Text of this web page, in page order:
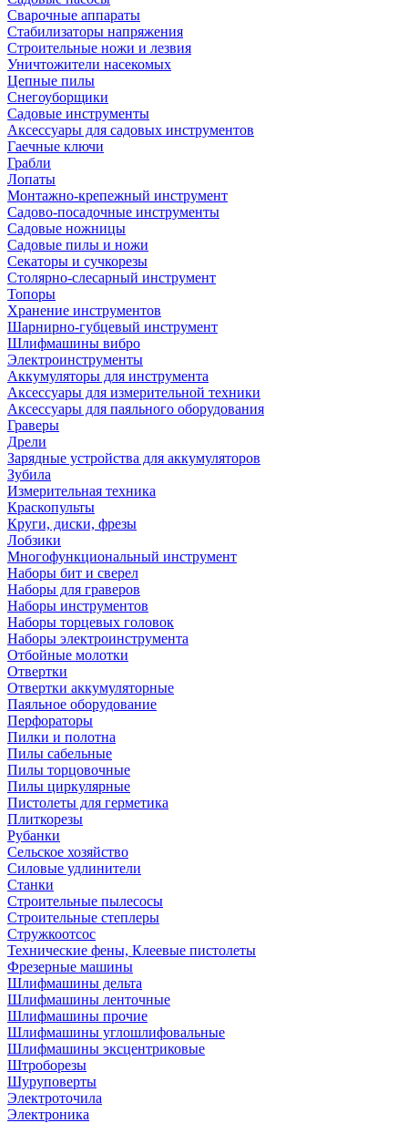
Сварочные аппараты
Стабилизаторы напряжения
Строительные ножи и лезвия
Уничтожители насекомых
Цепные пилы
Снегоуборщики
Садовые инструменты
Аксессуары для садовых инструментов
Гаечные ключи
Грабли
Лопаты
Монтажно-крепежный инструмент
Садово-посадочные инструменты
Садовые ножницы
Садовые пилы и ножи
Секаторы и сучкорезы
Столярно-слесарный инструмент
Топоры
Хранение инструментов
Шарнирно-губцевый инструмент
Шлифмашины вибро
Электроинструменты
Аккумуляторы для инструмента
Аксессуары для измерительной техники
Аксессуары для паяльного оборудования
Граверы
Дрели
Зарядные устройства для аккумуляторов
Зубила
Измерительная техника
Краскопульты
Круги, диски, фрезы
Лобзики
Многофункциональный инструмент
Наборы бит и сверел
Наборы для граверов
Наборы инструментов
Наборы торцевых головок
Наборы электроинструмента
Отбойные молотки
Отвертки
Отвертки аккумуляторные
Паяльное оборудование
Перфораторы
Пилки и полотна
Пилы сабельные
Пилы торцовочные
Пилы циркулярные
Пистолеты для герметика
Плиткорезы
Рубанки
Сельское хозяйство
Силовые удлинители
Станки
Строительные пылесосы
Строительные степлеры
Стружкоотсос
Технические фены, Клеевые пистолеты
Фрезерные машины
Шлифмашины дельта
Шлифмашины ленточные
Шлифмашины прочие
Шлифмашины углошлифовальные
Шлифмашины эксцентриковые
Штроборезы
Шуруповерты
Электроточила
Электроника